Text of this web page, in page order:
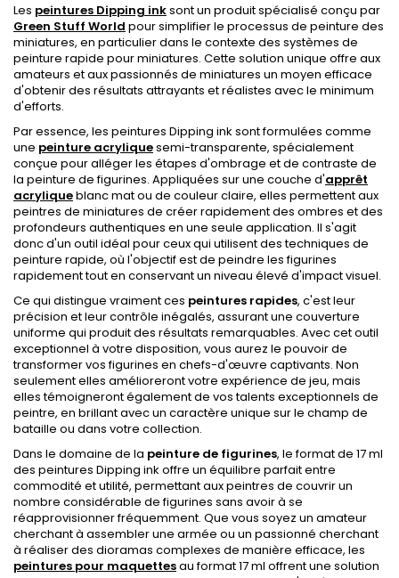
Les peintures Dipping inksont un produit spécialisé conçu par
Green Stuff World pour simplifier le processus de peinture des
miniatures, en particulier dans le contexte des systèmes de
peinture rapide pour miniatures. Cette solution unique offre aux
amateurs et aux passionnés de miniatures un moyen efficace
d'obtenir des résultats attrayants et réalistes avec le minimum
d'efforts.
Par essence, les peintures Dipping ink sont formulées comme
une peinture acryliquesemi-transparente, spécialement
conçue pour alléger les étapes d'ombrage et de contraste de
la peinture de figurines. Appliquées sur une couche d'apprêt
acryliqueblanc mat ou de couleur claire, elles permettent aux
peintres de miniatures de créer rapidement des ombres et des
profondeurs authentiques en une seule application. Il s'agit
donc d'un outil idéal pour ceux qui utilisent des techniques de
peinture rapide, où l'objectif est de peindre les figurines
rapidement tout en conservant un niveau élevé d'impact visuel.
Ce qui distingue vraiment ces peintures rapides, c'est leur
précision et leur contrôle inégalés, assurant une couverture
uniforme qui produit des résultats remarquables. Avec cet outil
exceptionnel à votre disposition, vous aurez le pouvoir de
transformer vos figurines en chefs-d'œuvre captivants. Non
seulement elles amélioreront votre expérience de jeu, mais
elles témoigneront également de vos talents exceptionnels de
peintre, en brillant avec un caractère unique sur le champ de
bataille ou dans votre collection.
Dans le domaine de la peinture de figurines, le format de 17 ml
des peintures Dipping ink offre un équilibre parfait entre
commodité et utilité, permettant aux peintres de couvrir un
nombre considérable de figurines sans avoir à se
réapprovisionner fréquemment. Que vous soyez un amateur
cherchant à assembler une armée ou un passionné cherchant
à réaliser des dioramas complexes de manière efficace, les
peintures pour maquettesau format 17 ml offrent une solution